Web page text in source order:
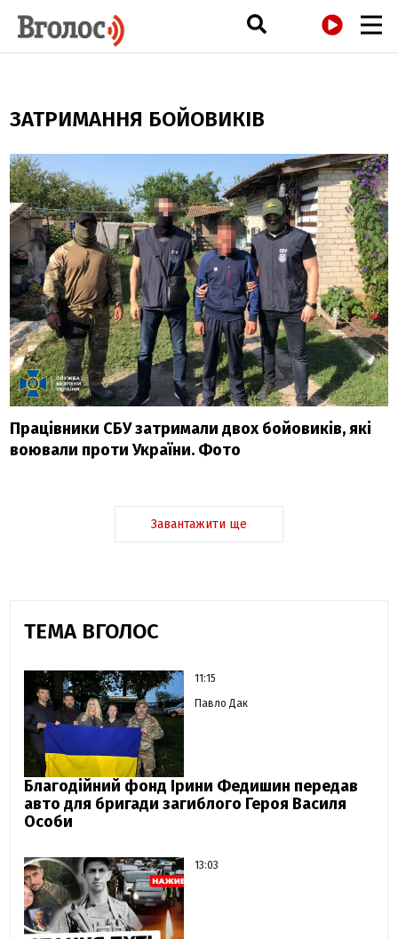
ЗАТРИМАННЯ БОЙОВИКІВ
Працівники СБУ затримали двох бойовиків, які
воювали проти України. Фото
Завантажити ще
ТЕМА ВГОЛОС
11:15
Павло Дак
Благодійний фонд Ірини Федишин передав
авто для бригади загиблого Героя Василя
Особи
13:03